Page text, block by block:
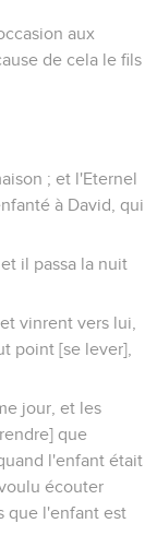
aux
de cela le fils
; et l'Eternel
à David, qui
il passa la nuit
vinrent vers lui,
point [se lever],
jour, et les
que
l'enfant était
écouter
que l'enfant est